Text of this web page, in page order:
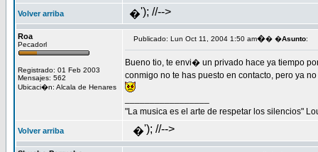
Volver arriba �'); //-->
Roa
Pecadorl
Registrado: 01 Feb 2003
Mensajes: 562
Ubicaci�n: Alcala de Henares
Publicado: Lun Oct 11, 2004 1:50 am�� �Asunto:
Bueno tio, te envi� un privado hace ya tiempo
conmigo no te has puesto en contacto, pero ya
"La musica es el arte de respetar los silencios"
Volver arriba �'); //-->